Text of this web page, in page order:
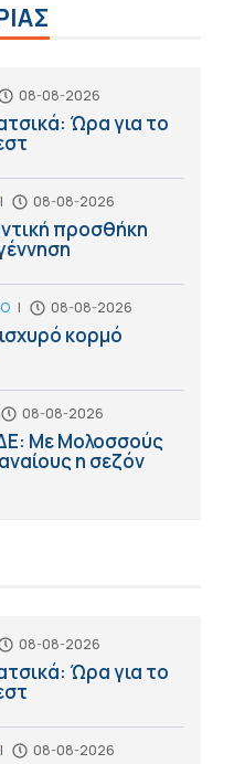
08-08-2026
Ώρα για το
| 08-08-2026
προσθήκη
| 08-08-2026
κορμό
08-08-2026
Με Μολοσσούς
η σεζόν
08-08-2026
Ώρα για το
| 08-08-2026